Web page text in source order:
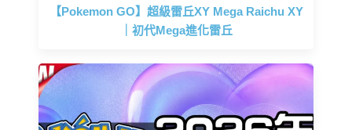
【Pokemon GO】超級雷丘XY Mega Raichu XY
｜初代Mega進化雷丘